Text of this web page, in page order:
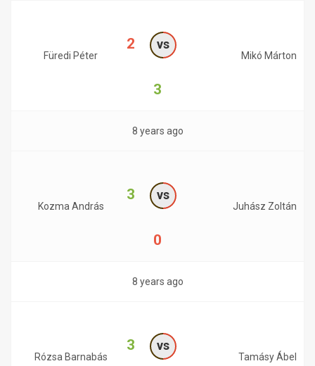
Füredi Péter
2 vs
3
Mikó Márton
8 years ago
Kozma András
3 vs
0
Juhász Zoltán
8 years ago
Rózsa Barnabás
3 vs
Tamásy Ábel